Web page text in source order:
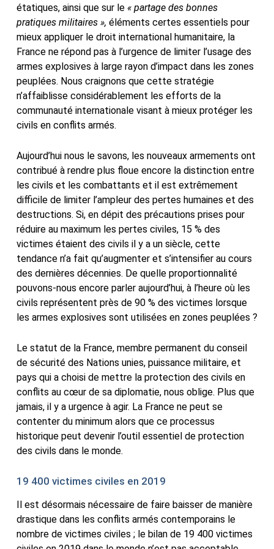
étatiques, ainsi que sur le « partage des bonnes
pratiques militaires », éléments certes essentiels pour
mieux appliquer le droit international humanitaire, la
France ne répond pas à l’urgence de limiter l’usage des
armes explosives à large rayon d’impact dans les zones
peuplées. Nous craignons que cette stratégie
n’affaiblisse considérablement les efforts de la
communauté internationale visant à mieux protéger les
civils en conflits armés.
Aujourd’hui nous le savons, les nouveaux armements ont
contribué à rendre plus floue encore la distinction entre
les civils et les combattants et il est extrêmement
difficile de limiter l’ampleur des pertes humaines et des
destructions. Si, en dépit des précautions prises pour
réduire au maximum les pertes civiles, 15 % des
victimes étaient des civils il y a un siècle, cette
tendance n’a fait qu’augmenter et s’intensifier au cours
des dernières décennies. De quelle proportionnalité
pouvons-nous encore parler aujourd’hui, à l’heure où les
civils représentent près de 90 % des victimes lorsque
les armes explosives sont utilisées en zones peuplées ?
Le statut de la France, membre permanent du conseil
de sécurité des Nations unies, puissance militaire, et
pays qui a choisi de mettre la protection des civils en
conflits au cœur de sa diplomatie, nous oblige. Plus que
jamais, il y a urgence à agir. La France ne peut se
contenter du minimum alors que ce processus
historique peut devenir l’outil essentiel de protection
des civils dans le monde.
19 400 victimes civiles en 2019
Il est désormais nécessaire de faire baisser de manière
drastique dans les conflits armés contemporains le
nombre de victimes civiles ; le bilan de 19 400 victimes